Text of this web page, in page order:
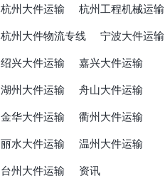
杭州大件运输
杭州工程机械运输
杭州大件物流专线
宁波大件运输
绍兴大件运输
嘉兴大件运输
湖州大件运输
舟山大件运输
金华大件运输
衢州大件运输
丽水大件运输
温州大件运输
台州大件运输
资讯